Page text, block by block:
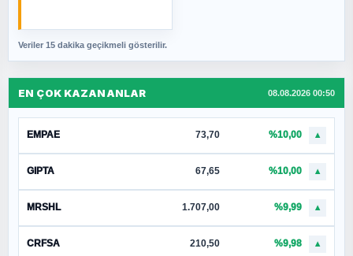
Veriler 15 dakika geçikmeli gösterilir.
EN ÇOK KAZANANLAR 08.08.2026 00:50
EMPAE 73,70 %10,00 ▲
GIPTA 67,65 %10,00 ▲
MRSHL 1.707,00 %9,99 ▲
CRFSA 210,50 %9,98 ▲